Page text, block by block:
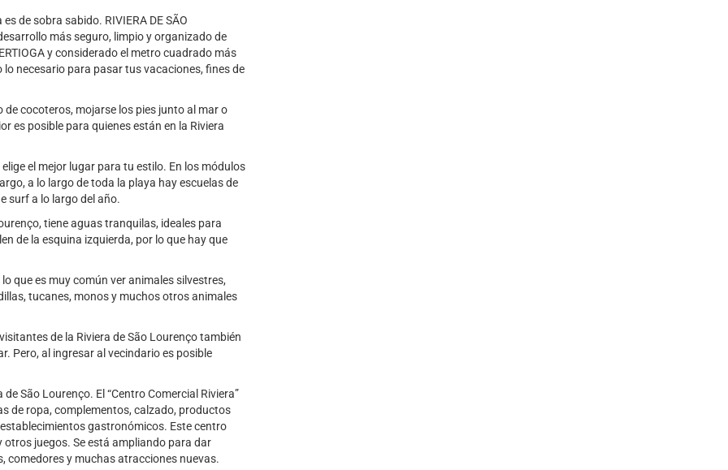
de sobra sabido. RIVIERA DE SÃO
más seguro, limpio y organizado de
y considerado el metro cuadrado más
necesario para pasar tus vacaciones, fines de
de cocoteros, mojarse los pies junto al mar o
es posible para quienes están en la Riviera
el mejor lugar para tu estilo. En los módulos
a lo largo de toda la playa hay escuelas de
surf a lo largo del año.
tiene aguas tranquilas, ideales para
de la esquina izquierda, por lo que hay que
que es muy común ver animales silvestres,
tucanes, monos y muchos otros animales
de la Riviera de São Lourenço también
Pero, al ingresar al vecindario es posible
São Lourenço. El “Centro Comercial Riviera”
de ropa, complementos, calzado, productos
gastronómicos. Este centro
juegos. Se está ampliando para dar
comedores y muchas atracciones nuevas.